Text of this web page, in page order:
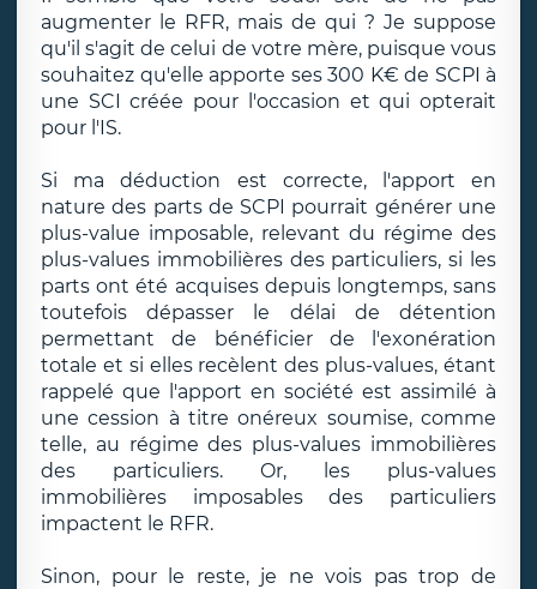
augmenter le RFR, mais de qui ? Je suppose
qu'il s'agit de celui de votre mère, puisque vous
souhaitez qu'elle apporte ses 300 K€ de SCPI à
une SCI créée pour l'occasion et qui opterait
pour l'IS.
Si ma déduction est correcte, l'apport en
nature des parts de SCPI pourrait générer une
plus-value imposable, relevant du régime des
plus-values immobilières des particuliers, si les
parts ont été acquises depuis longtemps, sans
toutefois dépasser le délai de détention
permettant de bénéficier de l'exonération
totale et si elles recèlent des plus-values, étant
rappelé que l'apport en société est assimilé à
une cession à titre onéreux soumise, comme
telle, au régime des plus-values immobilières
des particuliers. Or, les plus-values
immobilières imposables des particuliers
impactent le RFR.
Sinon, pour le reste, je ne vois pas trop de